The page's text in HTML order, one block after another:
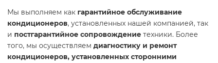
Мы выполняем как гарантийное обслуживание
кондиционеров, установленных нашей компанией, так
и постгарантийное сопровождение техники. Более
того, мы осуществляем диагностику и ремонт
кондиционеров, установленных сторонними